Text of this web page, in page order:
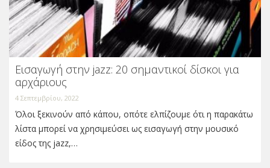
Εισαγωγή στην jazz: 20 σημαντικοί δίσκοι για
αρχάριους
4 Σεπτεμβρίου, 2022
Όλοι ξεκινούν από κάπου, οπότε ελπίζουμε ότι η παρακάτω
λίστα μπορεί να χρησιμεύσει ως εισαγωγή στην μουσικό
είδος της jazz,…